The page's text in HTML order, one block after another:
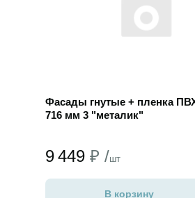
Фасады гнутые + пленка
716 мм 3 "металик"
9 449 ₽ /шт
В корзину